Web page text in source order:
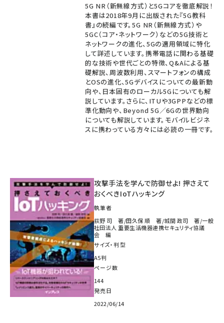
5G NR（新無線方式）と5Gコアを徹底解説！
本書は2018年9月に出版された『5G教科
書』の続編です。5G NR（新無線方式）や
5GC（コア・ネットワーク）などの5G技術と
ネットワークの進化、5Gの適用領域に特化
して詳述しています。携帯電話に関わる基礎
的な技術や世代ごとの特徴、Q&Aによる基
礎解説、周波数利用、スマートフォンの構成
とOSの進化、5Gデバイスについての最新動
向や、日本固有のローカル5Gについても解
説しています。さらに、ITUや3GPPなどの標
準化動向や、Beyond 5G／6Gの世界動向
についても解説しています。モバイルビジネ
スに携わっている方々には必読の一冊です。
攻撃手法を学んで防御せよ! 押さえて
おくべきIoTハッキング
執筆者
荻野 司 著/田久保 順 著/城間 政司 著/一般
社団法人 重要生活機器連携セキュリティ協議
会 編
サイズ・判型
A5判
ページ数
144
発売日
2022/06/14